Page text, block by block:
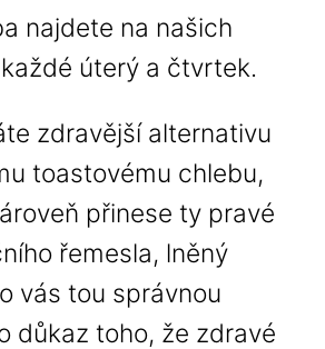
najdete na našich
úterý a čtvrtek.
zdravější alternativu
toastovému chlebu,
přinese ty pravé
řemesla, lněný
vás tou správnou
důkaz toho, že zdravé